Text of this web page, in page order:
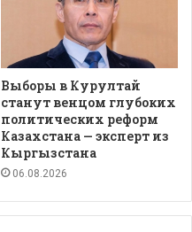
Выборы в Курултай
станут венцом глубоких
политических реформ
Казахстана — эксперт из
Кыргызстана
06.08.2026